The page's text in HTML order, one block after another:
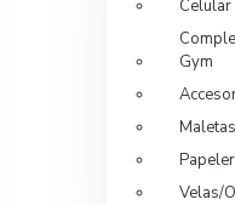
Celular
Gym
Maletas
Velas/